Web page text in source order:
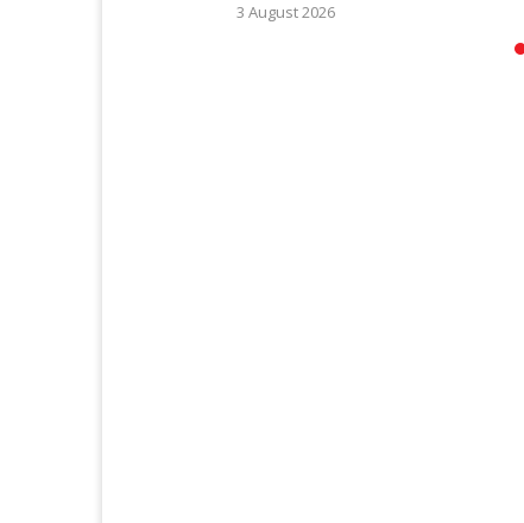
3 August 2026